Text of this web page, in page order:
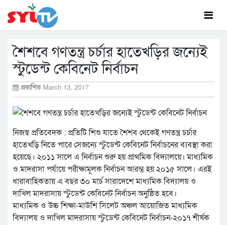
শৈশবে গণতন্ত্র চর্চার হাতেখড়ির জন্যেই
স্টুডেন্ট কেবিনেট নির্বাচন
প্রকাশিত March 13, 2017
নিজস্ব প্রতিবেদক : প্রতিটি শিশু যাতে শৈশব থেকেই গণতন্ত্র চর্চার
হাতেখড়ি নিতে পারে সেজন্যে স্টুডেন্ট কেবিনেট নির্বাচনের ব্যবস্থা করা
হয়েছে। ২০১১ সালে এ নির্বাচন শুরু হয় প্রাথমিক বিদ্যালয়ে। মাধ্যমিক
ও মাদরাসা পর্যায়ে পরীক্ষামূলক নির্বাচন আরম্ভ হয় ২০১৫ সালে। এরই
ধারাবাহিকতায় এ বছর ৩০ মার্চ সারাদেশে মাধ্যমিক বিদ্যালয় ও
দাখিল মাদরাসায় স্টুডেন্ট কেবিনেট নির্বাচন অনুষ্ঠিত হবে।
মাধ্যমিক ও উচ্চ শিক্ষা-মাউশি সিলেট অঞ্চল আয়োজিত মাধ্যমিক
বিদ্যালয় ও দাখিল মাদরাসায় স্টুডেন্ট কেবিনেট নির্বাচন-২০১৭ শীর্ষক